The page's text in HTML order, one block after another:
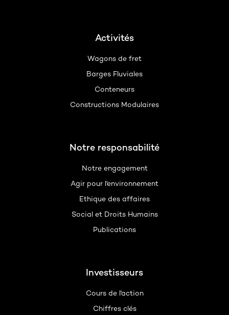
Activités
Wagons de fret
Barges Fluviales
Conteneurs
Constructions Modulaires
Notre responsabilité
Notre engagement
Agir pour l'environnement
Ethique des affaires
Social et Droits Humains
Publications
Investisseurs
Cours de l'action
Chiffres clés